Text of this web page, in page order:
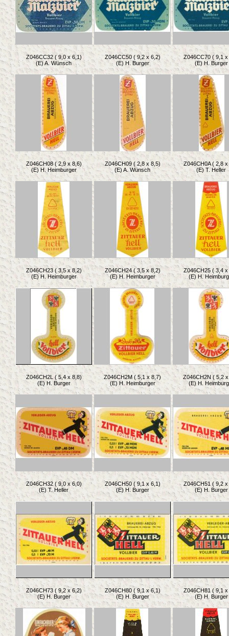
Z046CC32 ( 9,0 x 6,1)
(E) A. Wünsch
Z046CC50 ( 9,2 x 6,2)
(E) H. Burger
Z046CC70 ( 9,1 x
(E) H. Burger
Z046CH08 ( 2,9 x 8,6)
(E) H. Heimburger
Z046CH09 ( 2,8 x 8,5)
(E) A. Wünsch
Z046CH0A ( 2,8 x
(E) T. Heller
Z046CH23 ( 3,5 x 8,2)
(E) H. Heimburger
Z046CH24 ( 3,5 x 8,2)
(E) H. Heimburger
Z046CH25 ( 3,4 x
(E) H.
Z046CH2L ( 5,4 x 8,8)
(E) H. Burger
Z046CH2M ( 5,1 x 8,7)
(E) H. Heimburger
Z046CH2N ( 5,2
(E) H.
Z046CH32 ( 9,0 x 6,0)
(E) T. Heller
Z046CH50 ( 9,1 x 6,1)
(E) H. Burger
Z046CH51 ( 9,2 x
(E) H. Burger
Z046CH73 ( 9,2 x 6,2)
(E) H. Burger
Z046CH80 ( 9,1 x 6,1)
(E) H. Burger
Z046CH81 ( 9,1 x
(E) H. Burger